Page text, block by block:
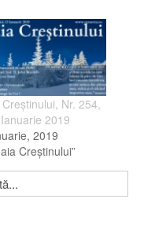
Nr. 254,
2019
2019
Creştinului”